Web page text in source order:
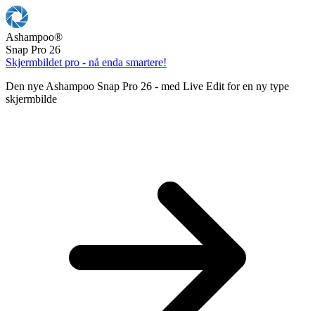
Ashampoo®
Snap Pro 26
Skjermbildet pro - nå enda smartere!
Den nye Ashampoo Snap Pro 26 - med Live Edit for en ny type
skjermbilde